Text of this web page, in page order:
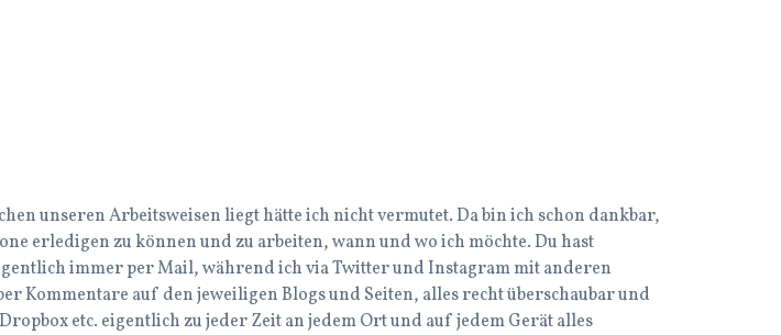
unseren Arbeitsweisen liegt hätte ich nicht vermutet. Da bin ich schon dankbar,
erledigen zu können und zu arbeiten, wann und wo ich möchte. Du hast
immer per Mail, während ich via Twitter und Instagram mit anderen
Kommentare auf den jeweiligen Blogs und Seiten, alles recht überschaubar und
etc. eigentlich zu jeder Zeit an jedem Ort und auf jedem Gerät alles